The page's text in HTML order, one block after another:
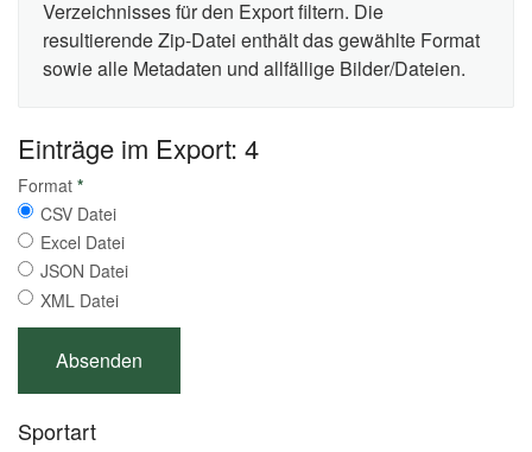
Verzeichnisses für den Export filtern. Die
resultierende Zip-Datei enthält das gewählte Format
sowie alle Metadaten und allfällige Bilder/Dateien.
Einträge im Export: 4
Format *
CSV Datei
Excel Datei
JSON Datei
XML Datei
Sportart